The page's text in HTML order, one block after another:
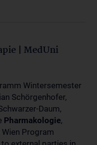
| MedUni
Wintersemester
Schörgenhofer,
Daum,
Pharmakologie,
Program